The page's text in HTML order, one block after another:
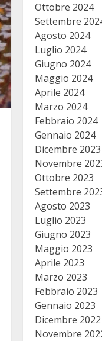
Ottobre 2024
Settembre
Agosto 2024
Luglio 2024
Giugno 2024
Maggio 2024
Aprile 2024
Marzo 2024
Febbraio 2024
Gennaio 2024
Dicembre 2023
Novembre
Ottobre 2023
Settembre
Agosto 2023
Luglio 2023
Giugno 2023
Maggio 2023
Aprile 2023
Marzo 2023
Febbraio 2023
Gennaio 2023
Dicembre 2022
Novembre